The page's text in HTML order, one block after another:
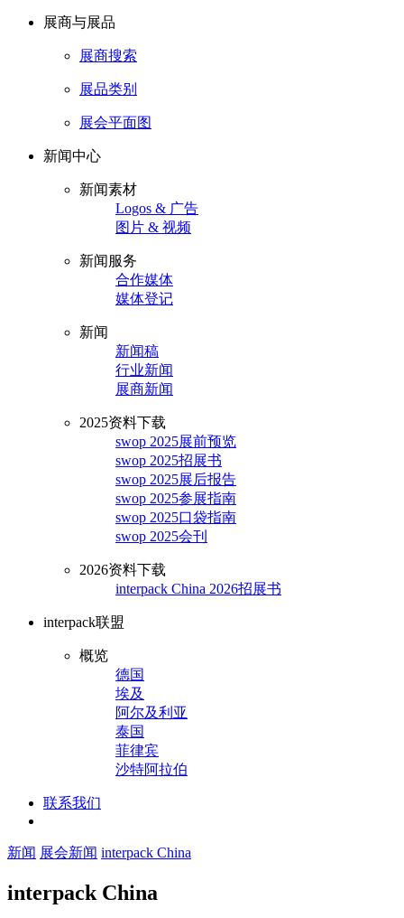
展商与展品
展商搜索
展品类别
展会平面图
新闻中心
新闻素材
Logos & 广告
图片 & 视频
新闻服务
合作媒体
媒体登记
新闻
新闻稿
行业新闻
展商新闻
2025资料下载
swop 2025展前预览
swop 2025招展书
swop 2025展后报告
swop 2025参展指南
swop 2025口袋指南
swop 2025会刊
2026资料下载
interpack China 2026招展书
interpack联盟
概览
德国
埃及
阿尔及利亚
泰国
菲律宾
沙特阿拉伯
联系我们
新闻 展会新闻 interpack China
interpack China